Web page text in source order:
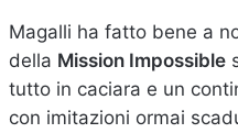
Magalli ha fatto bene a
della Mission Impossible
tutto in caciara e un
con imitazioni ormai